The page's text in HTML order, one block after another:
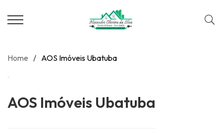
Home / AOS Imóveis Ubatuba
AOS Imóveis Ubatuba